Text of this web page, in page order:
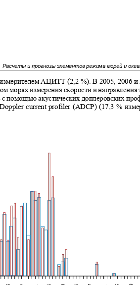
Расчеты и прогнозы элементов режима морей и
АЦИТТ (2,2 %). В 2005, 2006
морях измерения скорости и
с помощью акустических доплеровских
current profiler (ADCP) (17,3%